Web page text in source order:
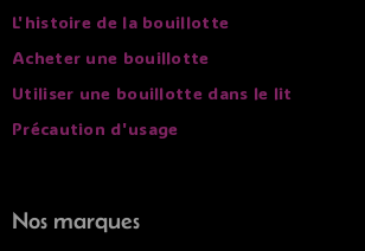
L'histoire de la bouillotte
Acheter une bouillotte
Utiliser une bouillotte dans le lit
Précaution d'usage
Nos marques